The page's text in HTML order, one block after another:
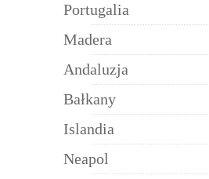
Portugalia
Madera
Andaluzja
Bałkany
Islandia
Neapol